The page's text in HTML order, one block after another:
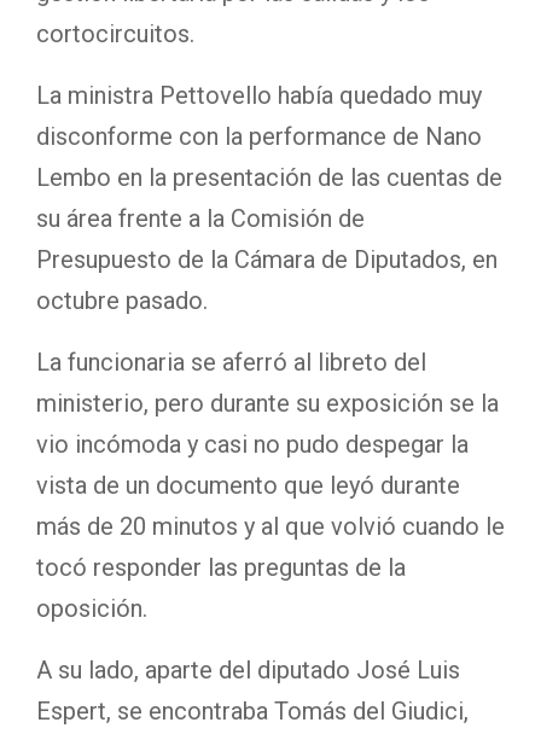
cortocircuitos.
La ministra Pettovello había quedado muy
disconforme con la performance de Nano
Lembo en la presentación de las cuentas de
su área frente a la Comisión de
Presupuesto de la Cámara de Diputados, en
octubre pasado.
La funcionaria se aferró al libreto del
ministerio, pero durante su exposición se la
vio incómoda y casi no pudo despegar la
vista de un documento que leyó durante
más de 20 minutos y al que volvió cuando le
tocó responder las preguntas de la
oposición.
A su lado, aparte del diputado José Luis
Espert, se encontraba Tomás del Giudici,